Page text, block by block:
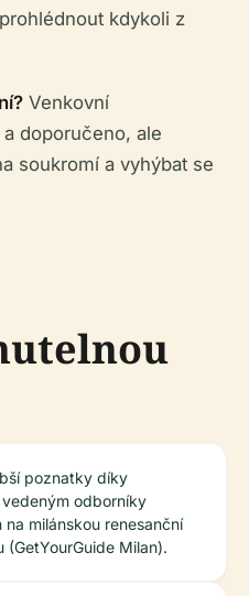
kdykoli z
Venkovní
doporučeno, ale
soukromí a vyhýbat se
poznatky díky
odborníky
na milánskou renesanční
(GetYourGuide Milan).